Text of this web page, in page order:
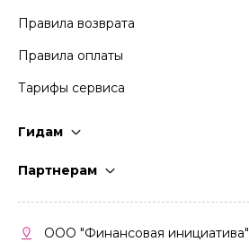
Правила возврата
Правила оплаты
Тарифы сервиса
Гидам
Партнерам
Кабинет партнера
ООО "Финансовая инициатива"